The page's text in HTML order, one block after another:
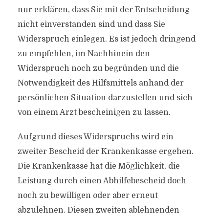
nur erklären, dass Sie mit der Entscheidung
nicht einverstanden sind und dass Sie
Widerspruch einlegen. Es ist jedoch dringend
zu empfehlen, im Nachhinein den
Widerspruch noch zu begründen und die
Notwendigkeit des Hilfsmittels anhand der
persönlichen Situation darzustellen und sich
von einem Arzt bescheinigen zu lassen.
Aufgrund dieses Widerspruchs wird ein
zweiter Bescheid der Krankenkasse ergehen.
Die Krankenkasse hat die Möglichkeit, die
Leistung durch einen Abhilfebescheid doch
noch zu bewilligen oder aber erneut
abzulehnen. Diesen zweiten ablehnenden